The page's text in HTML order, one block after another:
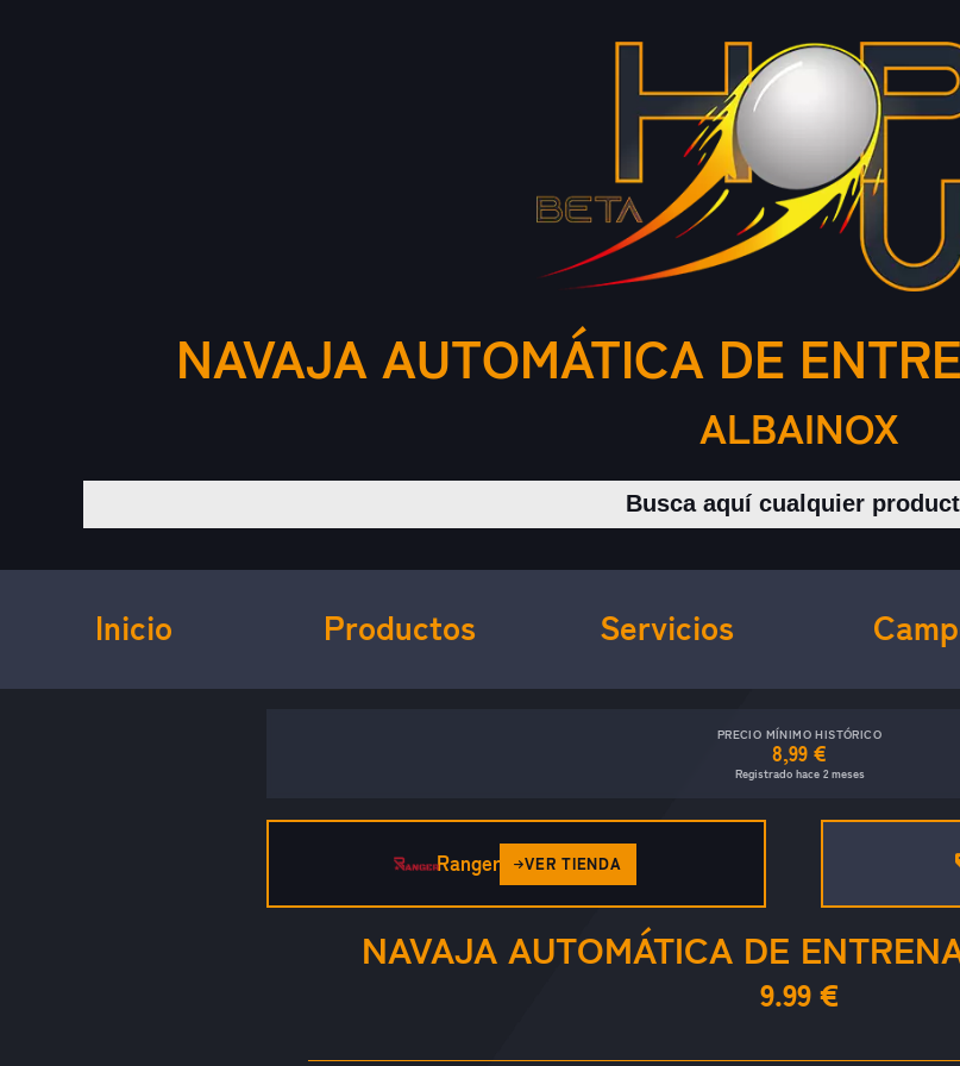
NAVAJA AUTOMÁTICA DE
ALBAINOX
Buscar productos
Inicio Productos Servicios
PRECIO MÍNIMO HISTÓRICO
8,99 €
Registrado hace 2 meses
Ranger VER TIENDA
NAVAJA AUTOMÁTICA DE
9.99 €